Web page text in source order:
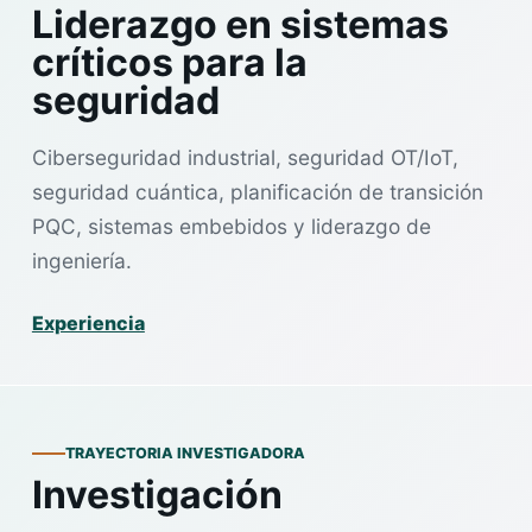
Liderazgo en sistemas
críticos para la
seguridad
Ciberseguridad industrial, seguridad OT/IoT,
seguridad cuántica, planificación de transición
PQC, sistemas embebidos y liderazgo de
ingeniería.
Experiencia
TRAYECTORIA INVESTIGADORA
Investigación